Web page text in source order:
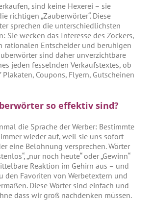
sind keine Hexerei – sie
richtigen „Zauberwörter“. Diese
sprechen die unterschiedlichsten
Sie wecken das Interesse des Zockers,
rationalen Entscheider und beruhigen
sind daher unverzichtbare
jeden fesselnden Verkaufstextes, ob
Plakaten, Coupons, Flyern, Gutscheinen
so effektiv sind?
die Sprache der Werber: Bestimmte
wieder auf, weil sie uns sofort
eine Belohnung versprechen. Wörter
„nur noch heute“ oder „Gewinn“
Reaktion im Gehirn aus – und
den Favoriten von Werbetextern und
Diese Wörter sind einfach und
dass wir groß nachdenken müssen.